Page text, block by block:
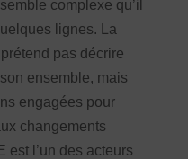
complexe qu’il
lignes. La
pas décrire
ensemble, mais
engagées pour
changements
est l’un des acteurs